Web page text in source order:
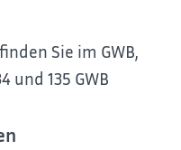
Sie im GWB,
und 135 GWB